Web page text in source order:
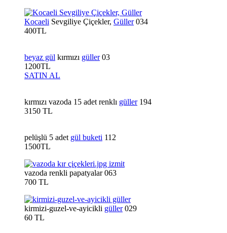
Kocaeli Sevgiliye Çiçekler, Güller034
400TL
beyaz gül kırmızı güller03
1200TL
SATIN AL
kırmızı vazoda 15 adet renklı güller194
3150 TL
pelüşlü 5 adet gül buketi 112
1500TL
vazoda renkli papatyalar 063
700 TL
kirmizi-guzel-ve-ayicikli güller029
60 TL